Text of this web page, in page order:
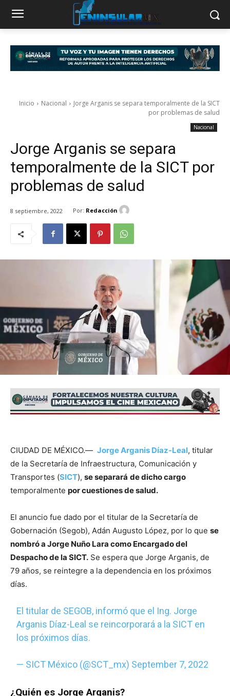
Inicio Nacional
Jorge Arganis se separa temporalmente de la SICT
por problemas de salud
Nacional
Jorge Arganis se separa
temporalmente de la SICT por
problemas de salud
8 septiembre, 2022 Por: Redacción
CIUDAD DE MÉXICO.— Jorge Arganis Díaz-Leal, titular
de la Secretaría de Infraestructura, Comunicación y
Transportes (SICT), se separará de dicho cargo
temporalmente por cuestiones de salud.
El anuncio fue dado por el titular de la Secretaría de
Gobernación (Segob), Adán Augusto López, por lo que se
nombró a Jorge Nuño Lara como Encargado del
Despacho de la SICT. Se espera que Jorge Arganis, de
79 años, se reintegre a la dependencia en los próximos
días.
El titular de SEGOB, informó que el Ing. Jorge
Arganis Díaz-Leal se reincorporará a la SICT en
los próximos días.
— SICT México (@SCT_mx) September 7, 2022
¿Quién es Jorge Arganis?